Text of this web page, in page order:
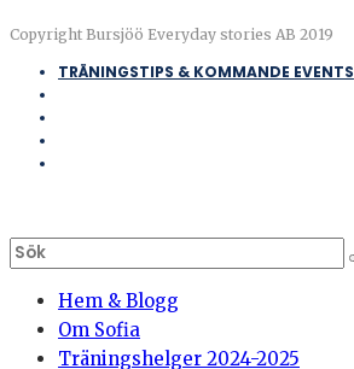
Copyright Bursjöö Everyday stories AB 2019
TRÄNINGSTIPS & KOMMANDE EVENTS
Hem & Blogg
Om Sofia
Träningshelger 2024-2025